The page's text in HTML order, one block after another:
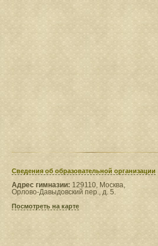
Сведения​ об образовательной организации
Адрес гимназии: 129110, Москва,
Орлово-Давыдовский пер., д. 5.
Посмотреть на карте